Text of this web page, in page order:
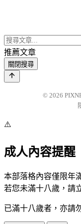
推薦文章
關閉搜尋
© 2026
⚠️
成人內容提醒
本部落格內容僅限年
若您未滿十八歲，請
已滿十八歲者，亦請